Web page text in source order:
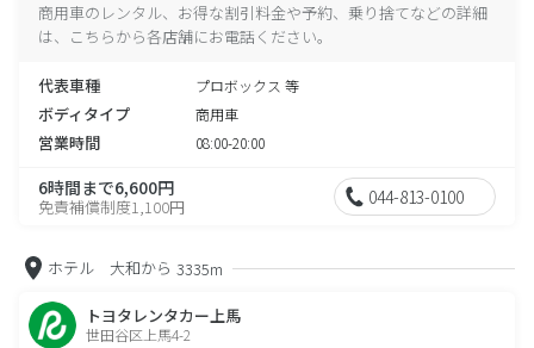
商用車のレンタル、お得な割引料金や予約、乗り捨てなどの詳細
は、こちらから各店舗にお電話ください。
代表車種 プロボックス 等
ボディタイプ 商用車
営業時間 08:00-20:00
6時間まで6,600円
免責補償制度1,100円 044-813-0100
ホテル 大和から 3335m
トヨタレンタカー上馬
世田谷区上馬4-2